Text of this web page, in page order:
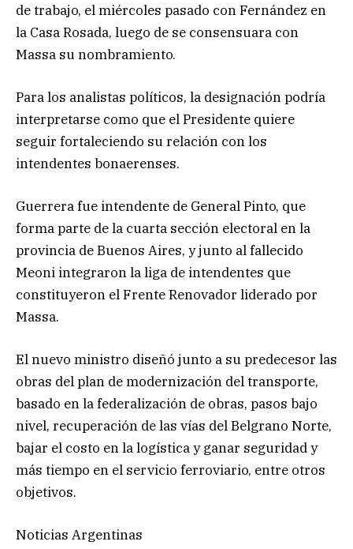
de trabajo, el miércoles pasado con Fernández en
la Casa Rosada, luego de se consensuara con
Massa su nombramiento.
Para los analistas políticos, la designación podría
interpretarse como que el Presidente quiere
seguir fortaleciendo su relación con los
intendentes bonaerenses.
Guerrera fue intendente de General Pinto, que
forma parte de la cuarta sección electoral en la
provincia de Buenos Aires, y junto al fallecido
Meoni integraron la liga de intendentes que
constituyeron el Frente Renovador liderado por
Massa.
El nuevo ministro diseñó junto a su predecesor las
obras del plan de modernización del transporte,
basado en la federalización de obras, pasos bajo
nivel, recuperación de las vías del Belgrano Norte,
bajar el costo en la logística y ganar seguridad y
más tiempo en el servicio ferroviario, entre otros
objetivos.
Noticias Argentinas